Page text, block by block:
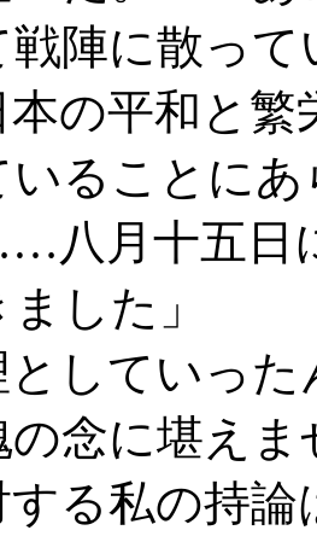
戦陣に散っ
の平和と
いることに
八月十五日
した」
していった
の念に堪え
する私の持